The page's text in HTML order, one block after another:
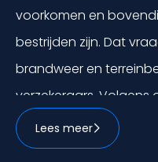
voorkomen en
bestrijden zijn. Dat
brandweer en
verzekeraars. Volgens
brandweerman
verzekeraars een
Lees meer